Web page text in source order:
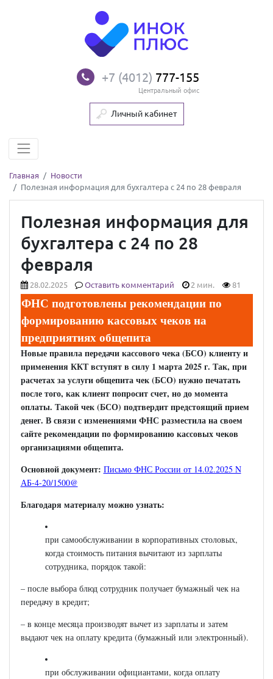
+7 (4012) 777-155
Центральный офис
Личный кабинет
Главная
Новости
Полезная информация для бухгалтера с 24 по 28 февраля
Полезная информация для
бухгалтера с 24 по 28
февраля
28.02.2025 Оставить комментарий 2 мин. 81
ФНС подготовлены рекомендации по
формированию кассовых чеков на
предприятиях общепита
Новые правила передачи кассового чека (БСО) клиенту и
применения ККТ вступят в силу 1 марта 2025 г. Так, при
расчетах за услуги общепита чек (БСО) нужно печатать
после того, как клиент попросит счет, но до момента
оплаты. Такой чек (БСО) подтвердит предстоящий прием
денег. В связи с изменениями ФНС разместила на своем
сайте рекомендации по формированию кассовых чеков
организациями общепита.
Основной документ: Письмо ФНС России от 14.02.2025 N
АБ-4-20/1500@
Благодаря материалу можно узнать:
при самообслуживании в корпоративных столовых,
когда стоимость питания вычитают из зарплаты
сотрудника, порядок такой:
– после выбора блюд сотрудник получает бумажный чек на
передачу в кредит;
– в конце месяца производят вычет из зарплаты и затем
выдают чек на оплату кредита (бумажный или электронный).
при обслуживании официантами, когда оплату